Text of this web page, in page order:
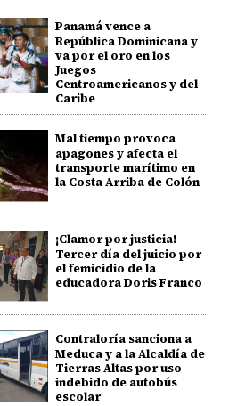
Panamá vence a
República Dominicana y
va por el oro en los
Juegos
Centroamericanos y del
Caribe
Mal tiempo provoca
apagones y afecta el
transporte marítimo en
la Costa Arriba de Colón
¡Clamor por justicia!
Tercer día del juicio por
el femicidio de la
educadora Doris Franco
Contraloría sanciona a
Meduca y a la Alcaldía de
Tierras Altas por uso
indebido de autobús
escolar